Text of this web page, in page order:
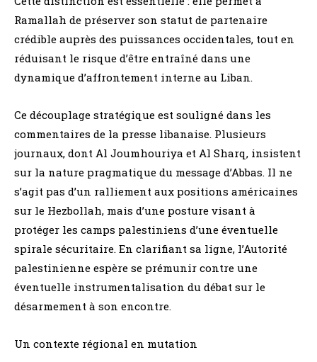
Ramallah de préserver son statut de partenaire
crédible auprès des puissances occidentales, tout en
réduisant le risque d’être entraîné dans une
dynamique d’affrontement interne au Liban.
Ce découplage stratégique est souligné dans les
commentaires de la presse libanaise. Plusieurs
journaux, dont Al Joumhouriya et Al Sharq, insistent
sur la nature pragmatique du message d’Abbas. Il ne
s’agit pas d’un ralliement aux positions américaines
sur le Hezbollah, mais d’une posture visant à
protéger les camps palestiniens d’une éventuelle
spirale sécuritaire. En clarifiant sa ligne, l’Autorité
palestinienne espère se prémunir contre une
éventuelle instrumentalisation du débat sur le
désarmement à son encontre.
Un contexte régional en mutation